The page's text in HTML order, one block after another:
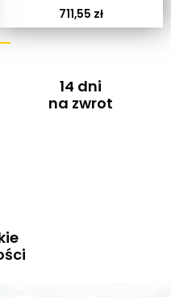
711,55 zł
14 dni
na zwrot